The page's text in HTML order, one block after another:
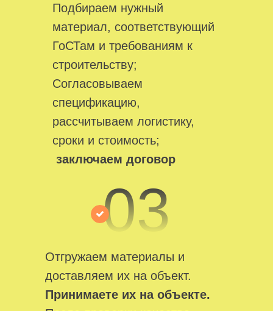
Подбираем нужный
материал, соответствующий
ГоСТам и требованиям к
строительству;
Согласовываем
спецификацию,
рассчитываем логистику,
сроки и стоимость;
заключаем договор
03
Отгружаем материалы и
доставляем их на объект.
Принимаете их на объекте.